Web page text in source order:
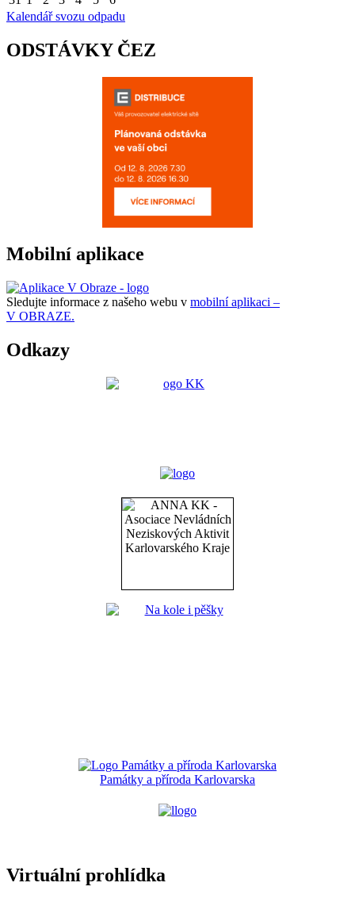
Kalendář svozu odpadu
ODSTÁVKY ČEZ
Mobilní aplikace
Sledujte informace z našeho webu v mobilní aplikaci –
V OBRAZE.
Odkazy
Památky a příroda Karlovarska
Virtuální prohlídka